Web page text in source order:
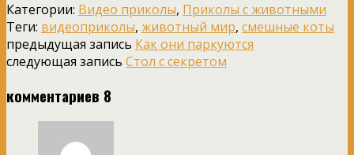
Категории: Видео приколы, Приколы с животными
Теги: видеоприколы, животный мир, смешные коты
предыдущая запись Как они паркуются
следующая запись Стол с секретом
комментариев 8